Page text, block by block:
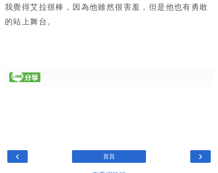
我覺得艾拉很棒，因為他雖然很害羞，但是他也有勇敢
的站上舞台。
‹ ›
首頁